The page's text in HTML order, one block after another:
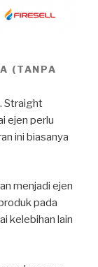
(TANPA
Straight
ejen perlu
ini biasanya
menjadi ejen
pada
kelebihan lain